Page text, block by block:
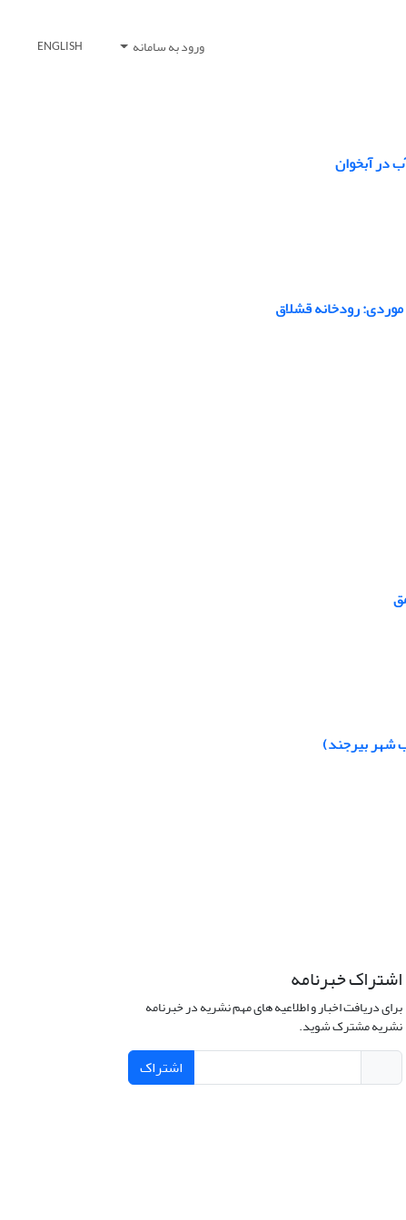
ورود به سامانه ENGLISH
در آبخوان
موردی: رودخانه قشلاق
شهر بیرجند)
اشتراک خبرنامه
برای دریافت اخبار و اطلاعیه های مهم نشریه در خبرنامه
نشریه مشترک شوید.
اشتراک